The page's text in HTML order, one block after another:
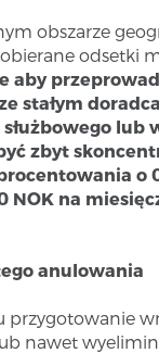
obszarze
odsetki
aby
stałym
lub
zbyt
o
NOK na
anulowania
przygotowanie
nawet